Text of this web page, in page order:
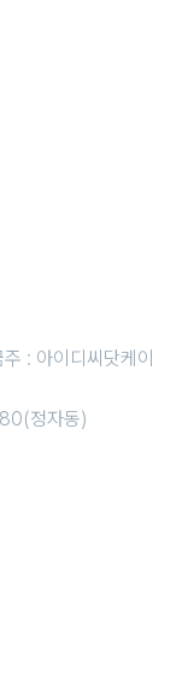
: 아이디씨닷케이
정자동)